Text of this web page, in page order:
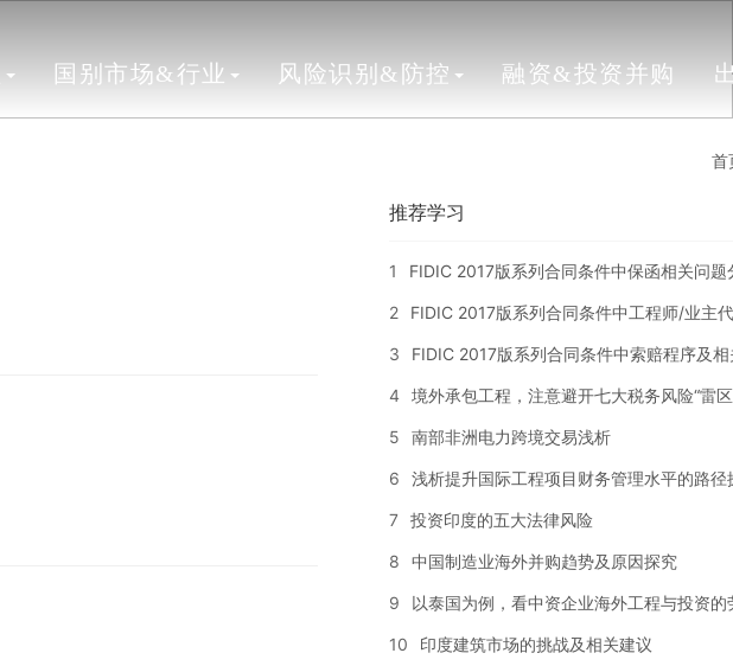
国别市场&行业 风险识别&防控 融资&投资并购
首
推荐学习
1 FIDIC 2017版系列合同条件中保函相关问题
2 FIDIC 2017版系列合同条件中工程师/业主
3 FIDIC 2017版系列合同条件中索赔程序及
4 境外承包工程，注意避开七大税务风险“雷区
5 南部非洲电力跨境交易浅析
6 浅析提升国际工程项目财务管理水平的路径
7 投资印度的五大法律风险
8 中国制造业海外并购趋势及原因探究
9 以泰国为例，看中资企业海外工程与投资
10 印度建筑市场的挑战及相关建议